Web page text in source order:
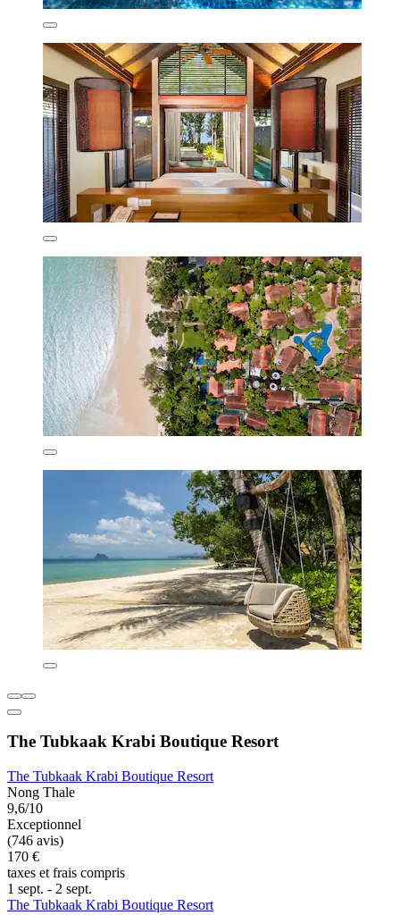
The Tubkaak Krabi Boutique Resort
The Tubkaak Krabi Boutique Resort
Nong Thale
9,6/10
Exceptionnel
(746 avis)
170 €
taxes et frais compris
1 sept. - 2 sept.
The Tubkaak Krabi Boutique Resort